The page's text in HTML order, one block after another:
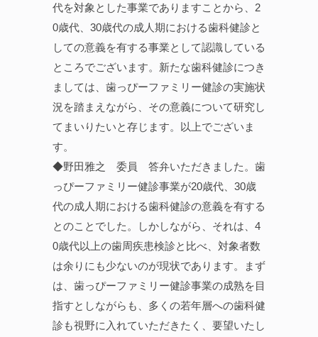
代を対象とした事業でありますことから、2
0歳代、30歳代の成人期における歯科健診と
しての意義を有する事業として認識している
ところでございます。新たな歯科健診につき
ましては、歯っぴーファミリー健診の実施状
況を踏まえながら、その意義について研究し
てまいりたいと存じます。以上でございま
す。
◆野田雅之 委員 答弁いただきました。歯
っぴーファミリー健診事業が20歳代、30歳
代の成人期における歯科健診の意義を有する
とのことでした。しかしながら、それは、4
0歳代以上の歯周疾患検診と比べ、対象者数
は余りにも少ないのが現状であります。まず
は、歯っぴーファミリー健診事業の成熟を目
指すとしながらも、多くの若年層への歯科健
診も視野に入れていただきたく、要望いたし